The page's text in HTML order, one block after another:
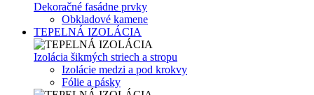
Dekoračné fasádne prvky
Obkladové kamene
TEPELNÁ IZOLÁCIA
Izolácia šikmých striech a stropu
Izolácie medzi a pod krokvy
Fólie a pásky